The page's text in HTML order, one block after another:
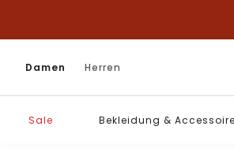
Damen Herren
Sale Bekleidung &